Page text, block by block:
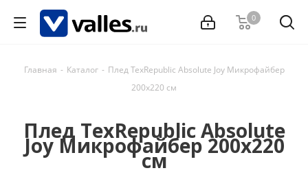
0
Главная - Каталог - Плед TexRepublic Absolute Joy Микрофайбер
200х220 см
Плед TexRepublic Absolute
Joy Микрофайбер 200х220
см